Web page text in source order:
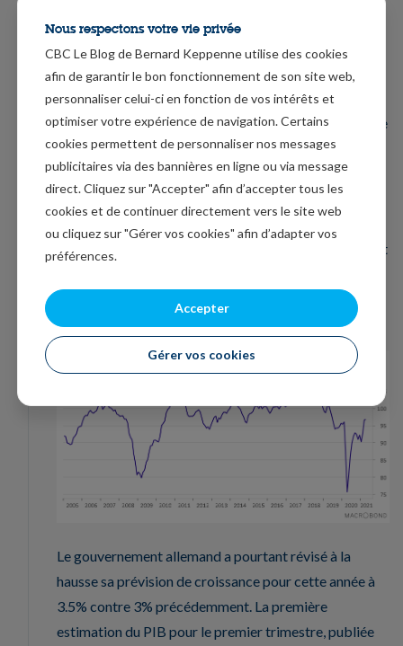
pas besoin. Même l’Allemagne a besoin de conditions
de financement favorables et de voir ses principaux
partenaires redémarrer.
Et l’indice IFO en Allemagne (voir graphique) confirme
que la reprise est poussive car entravée par la
troisième vague et la pénurie de semi-conducteurs.
Ainsi, Volkswagen a averti de se préparer à une baisse
qu’au premier en raison de la pénurie de puces. Et si cet
tenue de l’industrie alors que le secteur des services
est resté atone.
Le gouvernement allemand a pourtant révisé à la
hausse sa prévision de croissance pour cette année à
3.5% contre 3% précédemment. La première
estimation du PIB pour le premier trimestre, publiée
Nous respectons votre vie privée
CBC Le Blog de Bernard Keppenne utilise des cookies
afin de garantir le bon fonctionnement de son site web,
personnaliser celui-ci en fonction de vos intérêts et
optimiser votre expérience de navigation. Certains
cookies permettent de personnaliser nos messages
publicitaires via des bannières en ligne ou via message
direct. Cliquez sur "Accepter" afin d’accepter tous les
cookies et de continuer directement vers le site web
ou cliquez sur "Gérer vos cookies" afin d’adapter vos
préférences.
Accepter
Gérer vos cookies